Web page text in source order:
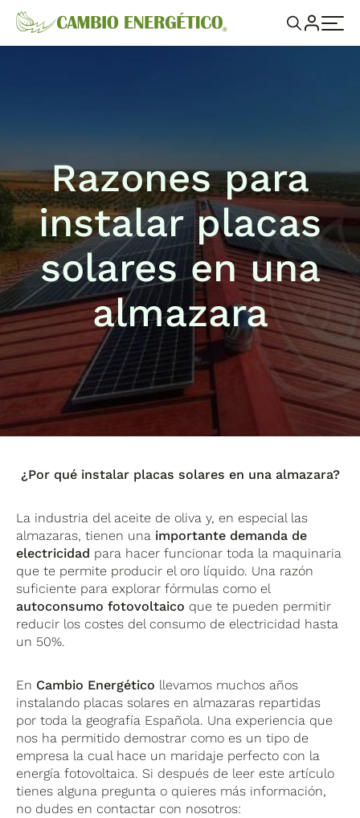
Razones para
instalar placas
solares en una
almazara
¿Por qué instalar placas solares en una almazara?
La industria del aceite de oliva y, en especial las
almazaras, tienen una importante demanda de
electricidad para hacer funcionar toda la maquinaria
que te permite producir el oro líquido. Una razón
suficiente para explorar fórmulas como el
autoconsumo fotovoltaico que te pueden permitir
reducir los costes del consumo de electricidad hasta
un 50%.
En Cambio Energético llevamos muchos años
instalando placas solares en almazaras repartidas
por toda la geografía Española. Una experiencia que
nos ha permitido demostrar como es un tipo de
empresa la cual hace un maridaje perfecto con la
energía fotovoltaica. Si después de leer este artículo
tienes alguna pregunta o quieres más información,
no dudes en contactar con nosotros: